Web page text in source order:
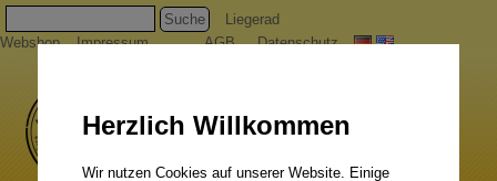
Suche
Liegerad
Webshop
Impressum AGB Datenschutz
Herzlich Willkommen
Wir nutzen Cookies auf unserer Website. Einige